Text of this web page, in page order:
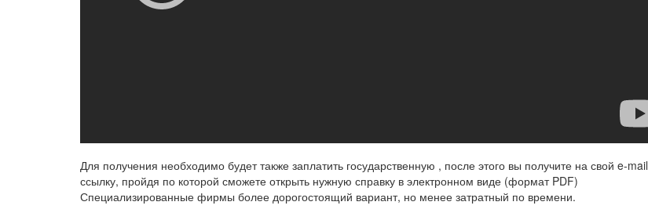
Для получения необходимо будет также заплатить государственную , после этого вы получите на свой e-mail
ссылку, пройдя по которой сможете открыть нужную справку в электронном виде (формат PDF)
Специализированные фирмы более дорогостоящий вариант, но менее затратный по времени.